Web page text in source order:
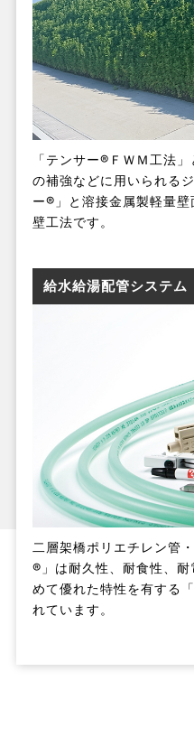
「テンサー®ＦＷＭ工法
の補強などに用いられる
ー®」と溶接金属製軽量
壁工法です。
給水給湯配管システム
二層架橋ポリエチレン管
®」は耐久性、耐食性、
めて優れた特性を有する
れています。